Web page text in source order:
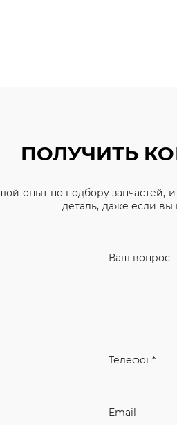
ПОЛУЧИТЬ
опыт по подбору
деталь, даже если вы
Ваш вопрос
Я